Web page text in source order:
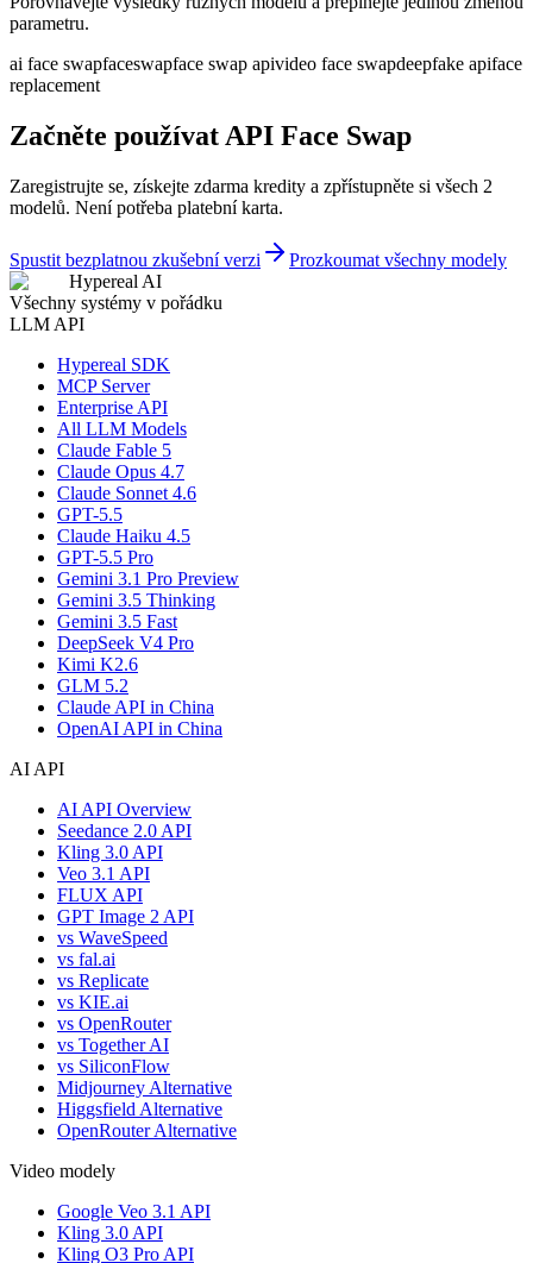
parametru.
ai face swapfaceswapface swap apivideo face swapdeepfake apiface
replacement
Začněte používat API Face Swap
Zaregistrujte se, získejte zdarma kredity a zpřístupněte si všech 2
modelů. Není potřeba platební karta.
Spustit bezplatnou zkušební verzi
Prozkoumat všechny modely
Hypereal AI
Všechny systémy v pořádku
LLM API
Hypereal SDK
MCP Server
Enterprise API
All LLM Models
Claude Fable 5
Claude Opus 4.7
Claude Sonnet 4.6
GPT-5.5
Claude Haiku 4.5
GPT-5.5 Pro
Gemini 3.1 Pro Preview
Gemini 3.5 Thinking
Gemini 3.5 Fast
DeepSeek V4 Pro
Kimi K2.6
GLM 5.2
Claude API in China
OpenAI API in China
AI API
AI API Overview
Seedance 2.0 API
Kling 3.0 API
Veo 3.1 API
FLUX API
GPT Image 2 API
vs WaveSpeed
vs fal.ai
vs Replicate
vs KIE.ai
vs OpenRouter
vs Together AI
vs SiliconFlow
Midjourney Alternative
Higgsfield Alternative
OpenRouter Alternative
Video modely
Google Veo 3.1 API
Kling 3.0 API
Kling O3 Pro API